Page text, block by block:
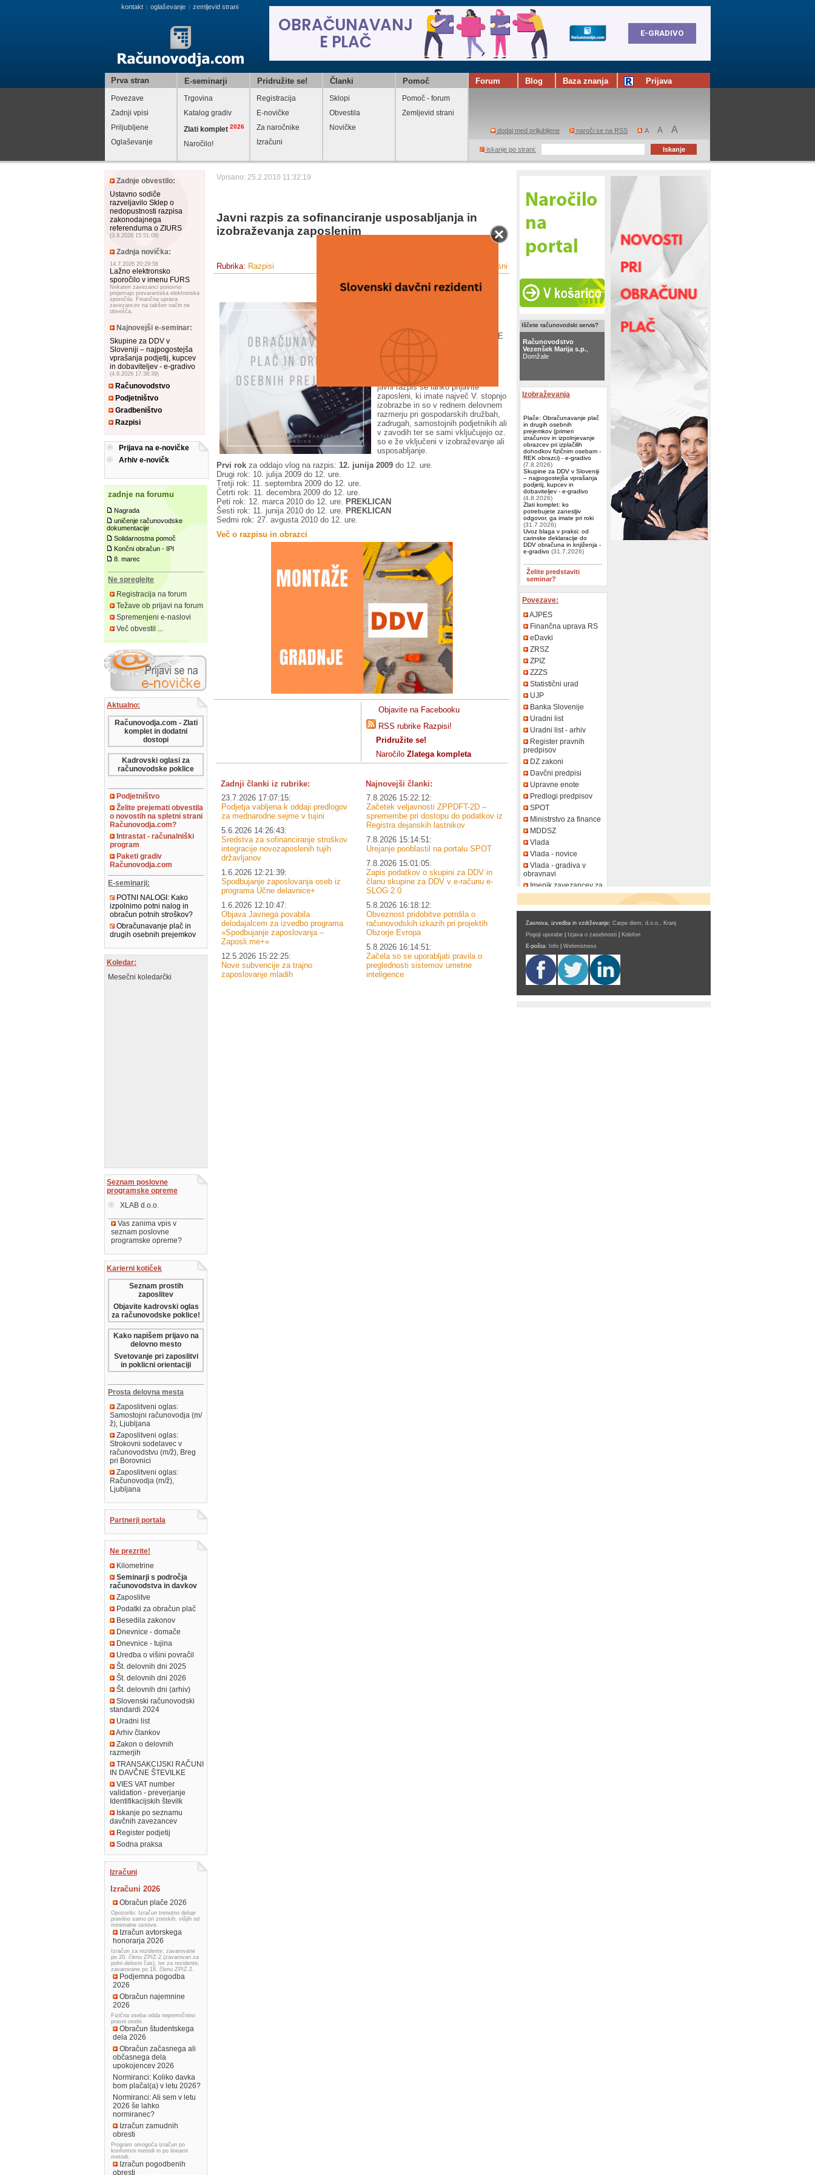
kontakt oglaševanje zemljevid strani
Prva stran E-seminarji Pridružite se! Članki Pomoč Forum Blog Baza znanja Prijava
Povezave
Zadnji vpisi
Priljubljene
Oglaševanje
Trgovina
Katalog gradiv
Zlati komplet 2026
Naročilo!
Registracija
E-novičke
Za naročnike
Izračuni
Sklopi
Obvestila
Novičke
Pomoč - forum
Zemljevid strani
dodaj med priljubljene naroči se na RSS A A A
iskanje po strani:
Zadnje obvestilo:
Ustavno sodiče
razveljavilo Sklep o
nedopustnosti razpisa
zakonodajnega
referenduma o ZIURS
(3.8.2026 15:51:09)
Zadnja novička:
14.7.2026 20:29:58
Lažno elektronsko
sporočilo v imenu FURS
Nekateri zavezanci ponovno
prejemajo prevarantska elektronska
sporočila. Finančna uprava
zavezancev na takšen način ne
obvešča.
Najnovejši e-seminar:
Skupine za DDV v
Sloveniji – najpogostejša
vprašanja podjetij, kupcev
in dobaviteljev - e-gradivo
(4.8.2026 17:38:39)
Računovodstvo
Podjetništvo
Gradbeništvo
Razpisi
Prijava na e-novičke
Arhiv e-novičk
zadnje na forumu
Nagrada
uničenje računovodske
dokumentacije
Solidarnostna pomoč
Končni obračun - IPI
8. marec
Ne spreglejte
Registracija na forum
Težave ob prijavi na forum
Spremenjeni e-naslovi
Več obvestil ...
Aktualno:
Računovodja.com - Zlati
komplet in dodatni
dostopi
Kadrovski oglasi za
računovodske poklice
Podjetništvo
Želite prejemati obvestila
o novostih na spletni strani
Računovodja.com?
Intrastat - računalniški
program
Paketi gradiv
Računovodja.com
E-seminarji:
POTNI NALOGI: Kako
izpolnimo potni nalog in
obračun potnih stroškov?
Obračunavanje plač in
drugih osebnih prejemkov
Koledar:
Mesečni koledarčki
Seznam poslovne
programske opreme
XLAB d.o.o.
Vas zanima vpis v
seznam poslovne
programske opreme?
Karierni kotiček
Seznam prostih
zaposlitev
Objavite kadrovski oglas
za računovodske poklice!
Kako napišem prijavo na
delovno mesto
Svetovanje pri zaposlitvi
in poklicni orientaciji
Prosta delovna mesta
Zaposlitveni oglas:
Samostojni računovodja (m/
ž), Ljubljana
Zaposlitveni oglas:
Strokovni sodelavec v
računovodstvu (m/ž), Breg
pri Borovnici
Zaposlitveni oglas:
Računovodja (m/ž),
Ljubljana
Partnerji portala
Ne prezrite!
Kilometrine
Seminarji s področja
računovodstva in davkov
Zaposlitve
Podatki za obračun plač
Besedila zakonov
Dnevnice - domače
Dnevnice - tujina
Uredba o višini povračil
Št. delovnih dni 2025
Št. delovnih dni 2026
Št. delovnih dni (arhiv)
Slovenski računovodski
standardi 2024
Uradni list
Arhiv člankov
Zakon o delovnih
razmerjih
TRANSAKCIJSKI RAČUNI
IN DAVČNE ŠTEVILKE
VIES VAT number
validation - preverjanje
Identifikacijskih številk
Iskanje po seznamu
davčnih zavezancev
Register podjetij
Sodna praksa
Izračuni
Izračuni 2026
Obračun plače 2026
Opozorilo: Izračun trenutno deluje
pravilno samo pri zneskih, višjih od
minimalne osnove.
Izračun avtorskega
honorarja 2026
Izračun za rezidente, zavarovane
po 20. členu ZPIZ-2 (zavarovan za
polni delovni čas), ter za rezidente,
zavarovane po 18. členu ZPIZ-2.
Podjemna pogodba
2026
Obračun najemnine
2026
Fizična oseba odda nepremičnino
pravni osebi.
Obračun študentskega
dela 2026
Obračun začasnega ali
občasnega dela
upokojencev 2026
Normiranci: Koliko davka
bom plačal(a) v letu 2026?
Normiranci: Ali sem v letu
2026 še lahko
normiranec?
Izračun zamudnih
obresti
Program omogoča izračun po
konformni metodi in po linearni
metodi.
Izračun pogodbenih
obresti
Vpisano: 25.2.2010 11:32:19
Javni razpis za sofinanciranje usposabljanja in
izobraževanja zaposlenim
Rubrika: Razpisi Natisni
listu RS, številka 38/2009, objavil
javni razpis ZNANJE URESNIČUJE
SANJE (več o razpisu
Namen javnega razpisa je
sofinanciranje usposabljanja in
izobraževanja zaposlenim
javni razpis se lahko prijavite
zaposleni, ki imate največ V. stopnjo
izobrazbe in so v rednem delovnem
razmerju pri gospodarskih družbah,
zadrugah, samostojnih podjetnikih ali
v zavodih ter se sami vključujejo oz.
so e že vključeni v izobraževanje ali
usposabljanje.
Prvi rok za oddajo vlog na razpis: 12. junija 2009 do 12. ure.
Drugi rok: 10. julija 2009 do 12. ure.
Tretji rok: 11. septembra 2009 do 12. ure.
Četrti rok: 11. decembra 2009 do 12. ure.
Peti rok: 12. marca 2010 do 12. ure.
PREKLICAN
Šesti rok: 11. junija 2010 do 12. ure.
PREKLICAN
Sedmi rok: 27. avgusta 2010 do 12. ure.
Več o razpisu in obrazci
Objavite na Facebooku
RSS rubrike Razpisi!
Pridružite se!
Naročilo Zlatega kompleta
Zadnji članki iz rubrike:
23.7.2026 17:07:15:
Podjetja vabljena k oddaji predlogov
za mednarodne sejme v tujini
5.6.2026 14:26:43:
Sredstva za sofinanciranje stroškov
integracije novozaposlenih tujih
državljanov
1.6.2026 12:21:39:
Spodbujanje zaposlovanja oseb iz
programa Učne delavnice+
1.6.2026 12:10:47:
Objava Javnega povabila
delodajalcem za izvedbo programa
»Spodbujanje zaposlovanja –
Zaposli.me+«
12.5.2026 15:22:25:
Nove subvencije za trajno
zaposlovanje mladih
Najnovejši članki:
7.8.2026 15:22:12:
Začetek veljavnosti ZPPDFT-2D –
spremembe pri dostopu do podatkov iz
Registra dejanskih lastnikov
7.8.2026 15:14:51:
Urejanje pooblastil na portalu SPOT
7.8.2026 15:01:05:
Zapis podatkov o skupini za DDV in
članu skupine za DDV v e-računu e-
SLOG 2.0
5.8.2026 16:18:12:
Obveznost pridobitve potrdila o
računovodskih izkazih pri projektih
Obzorje Evropa
5.8.2026 16:14:51:
Začela so se uporabljati pravila o
preglednosti sistemov umetne
inteligence
Iščete računovodski servis?
Računovodstvo
Vezenšek Marija s.p.
Domžale
Izobraževanja
Plače: Obračunavanje plač
in drugih osebnih
prejemkov (primeri
izračunov in izpolnjevanje
obrazcev pri izplačilih
dohodkov fizičnim osebam -
REK obrazci) - e-gradivo
(7.8.2026)
Skupine za DDV v Sloveniji
– najpogostejša vprašanja
podjetij, kupcev in
dobaviteljev - e-gradivo
(4.8.2026)
Zlati komplet: ko
potrebujete zanesljiv
odgovor, ga imate pri roki
(31.7.2026)
Uvoz blaga v praksi: od
carinske deklaracije do
DDV obračuna in knjiženja -
e-gradivo (31.7.2026)
Želite predstaviti
seminar?
Povezave:
AJPES
Finančna uprava RS
eDavki
ZRSZ
ZPIZ
ZZZS
Statistični urad
UJP
Banka Slovenije
Uradni list
Uradni list - arhiv
Register pravnih
predpisov
DZ zakoni
Davčni predpisi
Upravne enote
Predlogi predpisov
SPOT
Ministrstvo za finance
MDDSZ
Vlada
Vlada - novice
Vlada - gradiva v
obravnavi
Imenik zavezancev za
DDV
Zasnova, izvedba in vzdrževanje: Carpe diem, d.o.o., Kranj
Pogoji uporabe
Izjava o zasebnosti
Kolofon
E-pošta:
Info Webmistress